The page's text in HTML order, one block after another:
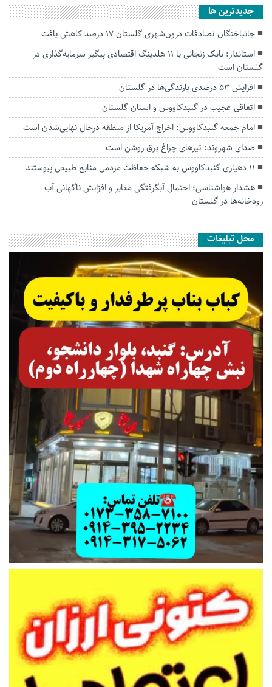
جديدترين ها
جانباختگان تصادفات درون‌شهری گلستان ۱۷ درصد کاهش یافت
استاندار: بابک زنجانی با ۱۱ هلدینگ اقتصادی پیگیر سرمایه‌گذاری در
گلستان است
افزایش ۵۳ درصدی بارندگی‌ها در گلستان
اتفاقی عجیب در‌ گنبدکاووس و استان گلستان
امام جمعه گنبدکاووس: اخراج آمریکا از منطقه درحال نهایی‌شدن است
صدای شهروند: تیرهای چراغ برق روشن است
۱۱ دهیاری گنبدکاووس به شبکه حفاظت مردمی منابع طبیعی پیوستند
هشدار هواشناسی؛ احتمال آبگرفتگی معابر و افزایش ناگهانی آب
رودخانه‌ها در گلستان
محل تبلیغات